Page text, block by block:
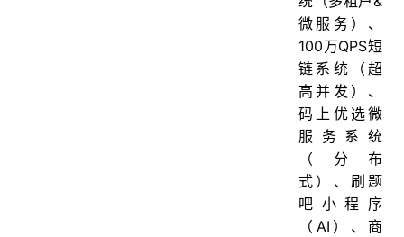
微服务）、
100万QPS短
链系统（超
高并发）、
码上优选微
服务系统
（分布
式）、刷题
吧小程序
（AI）、商